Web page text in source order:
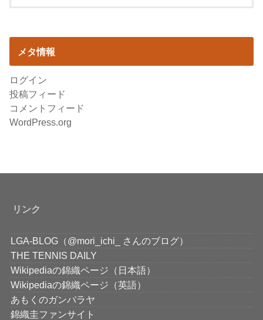
メタ情報
ログイン
投稿フィード
コメントフィード
WordPress.org
リンク
LGA-BLOG（@mori_ichi_ さんのブログ）
THE TENNIS DAILY
Wikipediaの錦織ページ（日本語）
Wikipediaの錦織ページ（英語）
あもくのガンバラヤ
錦織圭ファンサイト